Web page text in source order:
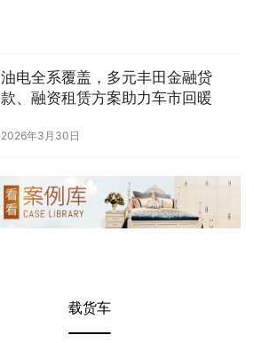
油电全系覆盖，多元丰田金融贷
款、融资租赁方案助力车市回暖
2026年3月30日
载货车